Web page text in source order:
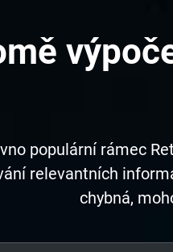
populární rámec
relevantních
chybná,